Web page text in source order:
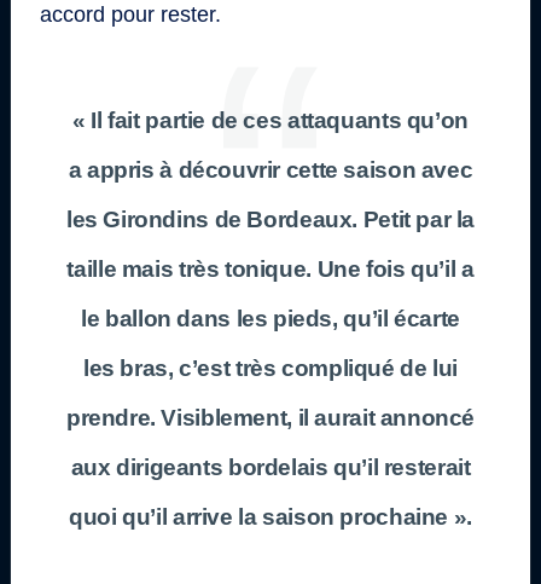
accord pour rester.
« Il fait partie de ces attaquants qu’on
a appris à découvrir cette saison avec
les Girondins de Bordeaux. Petit par la
taille mais très tonique. Une fois qu’il a
le ballon dans les pieds, qu’il écarte
les bras, c’est très compliqué de lui
prendre. Visiblement, il aurait annoncé
aux dirigeants bordelais qu’il resterait
quoi qu’il arrive la saison prochaine ».